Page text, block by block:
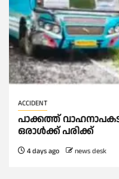
ACCIDENT
പാക്കത്ത്
ഒരാള്‍ക്ക് പരിക്ക്
4 days ago news desk